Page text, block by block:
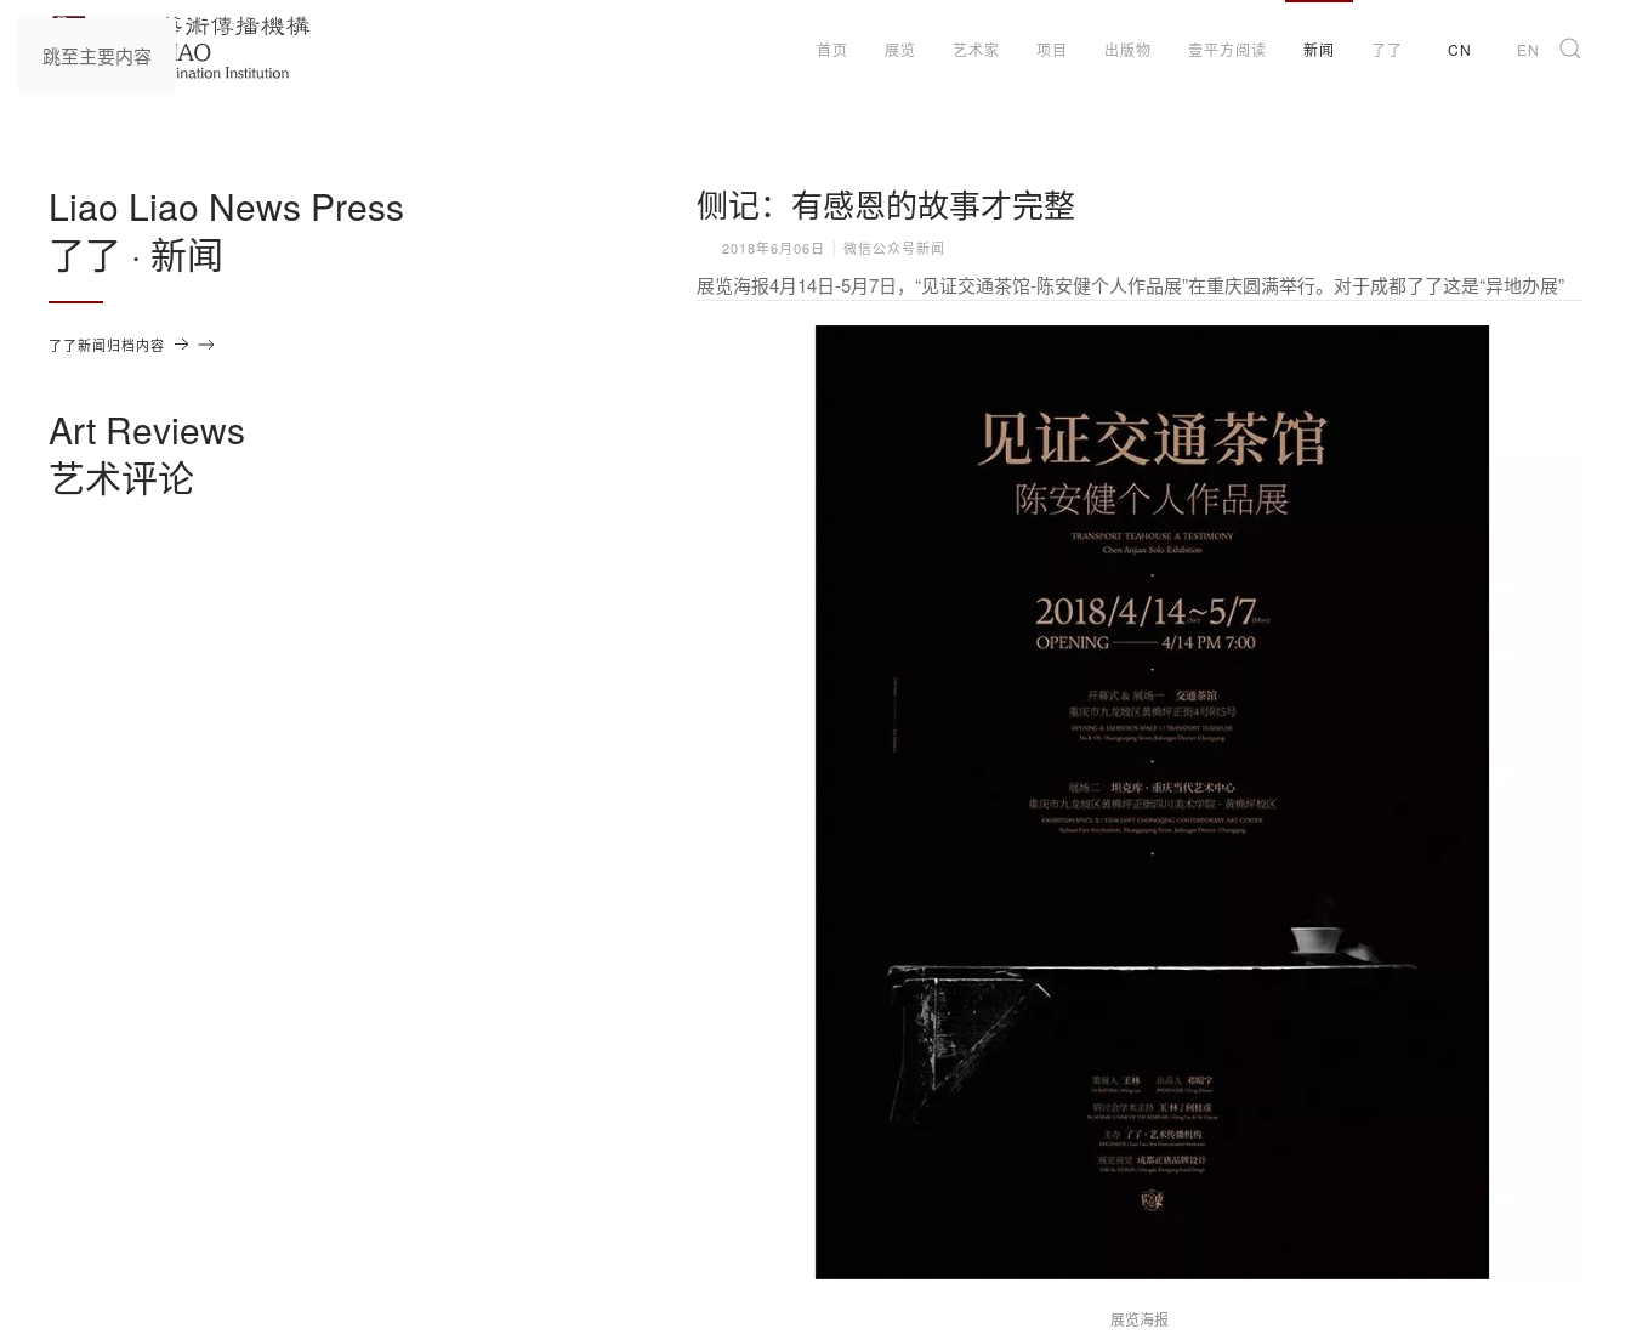
跳至主要内容 首页 展览 艺术家 项目 出版物 壹平方阅读 新闻 了了 CN EN
侧记：有感恩的故事才完整
2018年6月06日 微信公众号新闻
展览海报4月14日-5月7日，“见证交通茶馆-陈安健个人作品展”在重庆圆满举行。对于成都了了这是“异地办展”
展览海报
Liao Liao News Press
了了 · 新闻
了了新闻归档内容
Art Reviews
艺术评论